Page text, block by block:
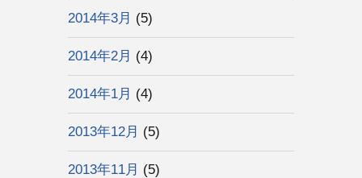
2014年3月 (5)
2014年2月 (4)
2014年1月 (4)
2013年12月 (5)
2013年11月 (5)